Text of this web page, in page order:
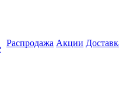
Распродажа Акции